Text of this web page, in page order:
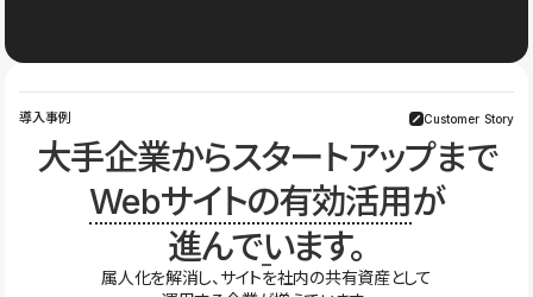
導入事例 Customer Story
大手企業からスタートアップまで
Webサイトの有効活用が
進んでいます。
属人化を解消し、サイトを社内の共有資産として